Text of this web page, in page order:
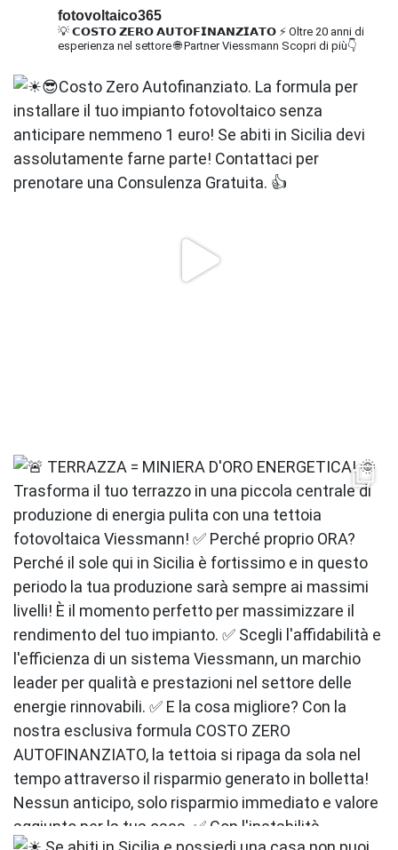
fotovoltaico365
💡 𝗖𝗢𝗦𝗧𝗢 𝗭𝗘𝗥𝗢 𝗔𝗨𝗧𝗢𝗙𝗜𝗡𝗔𝗡𝗭𝗜𝗔𝗧𝗢 ⚡ Oltre 20 anni di
esperienza nel settore🌐 Partner Viessmann Scopri di più👇